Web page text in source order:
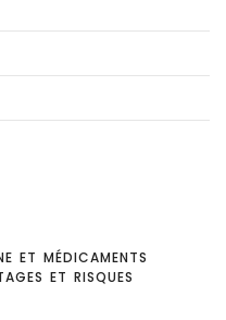
ET MÉDICAMENTS
ET RISQUES